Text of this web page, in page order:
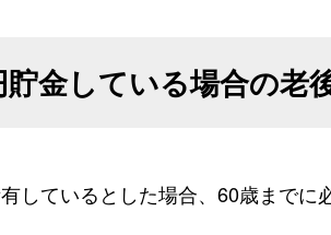
金している場合の老
しているとした場合、60歳までに